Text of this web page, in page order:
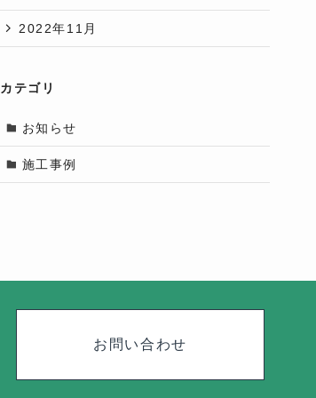
2022年11月
カテゴリ
お知らせ
施工事例
お問い合わせ